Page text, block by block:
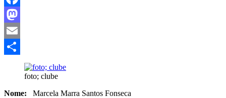
Facebook
Mastodon
Email
foto; clube
Nome: Marcela Marra Santos Fonseca